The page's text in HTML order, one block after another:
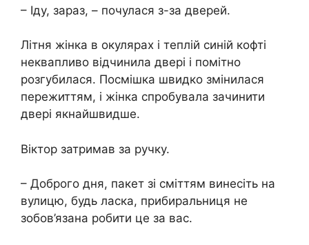
– Іду, зараз, – почулася з-за дверей.
Літня жінка в окулярах і теплій синій кофті
неквапливо відчинила двері і помітно
розгубилася. Посмішка швидко змінилася
пережиттям, і жінка спробувала зачинити
двері якнайшвидше.
Віктор затримав за ручку.
– Доброго дня, пакет зі сміттям винесіть на
вулицю, будь ласка, прибиральниця не
зобов’язана робити це за вас.